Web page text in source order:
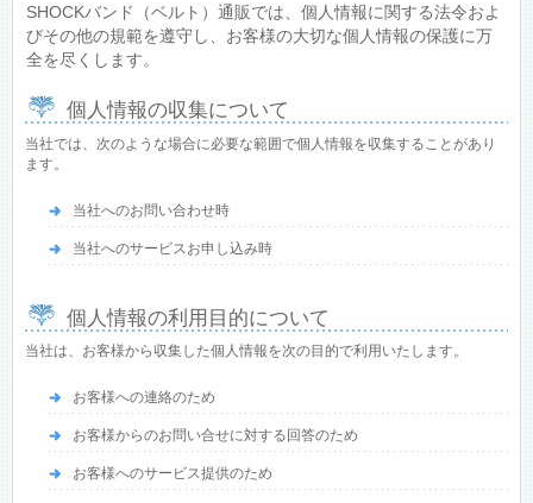
SHOCKバンド（ベルト）通販では、個人情報に関する法令およ
びその他の規範を遵守し、お客様の大切な個人情報の保護に万
全を尽くします。
個人情報の収集について
当社では、次のような場合に必要な範囲で個人情報を収集することがあり
ます。
当社へのお問い合わせ時
当社へのサービスお申し込み時
個人情報の利用目的について
当社は、お客様から収集した個人情報を次の目的で利用いたします。
お客様への連絡のため
お客様からのお問い合せに対する回答のため
お客様へのサービス提供のため